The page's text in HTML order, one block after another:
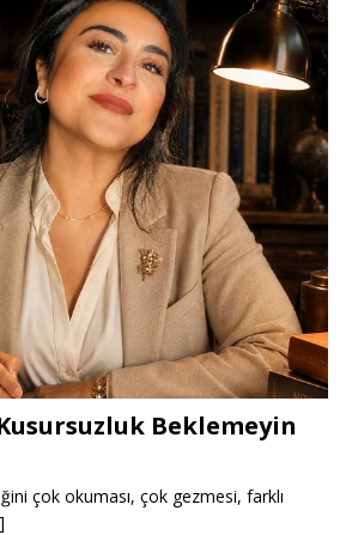
Beklemeyin
çok okuması, çok gezmesi, farklı